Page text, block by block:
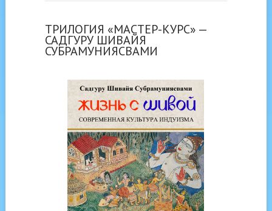
ТРИЛОГИЯ «МАСТЕР-КУРС» —
САДГУРУ ШИВАЙЯ
СУБРАМУНИЯСВАМИ